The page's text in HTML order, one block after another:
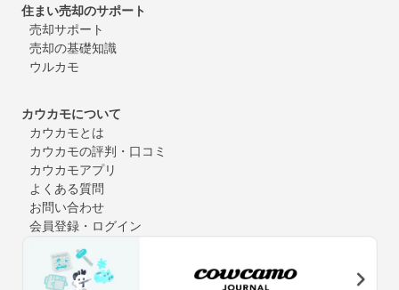
住まい売却のサポート
売却サポート
売却の基礎知識
ウルカモ
カウカモについて
カウカモとは
カウカモの評判・口コミ
カウカモアプリ
よくある質問
お問い合わせ
会員登録・ログイン